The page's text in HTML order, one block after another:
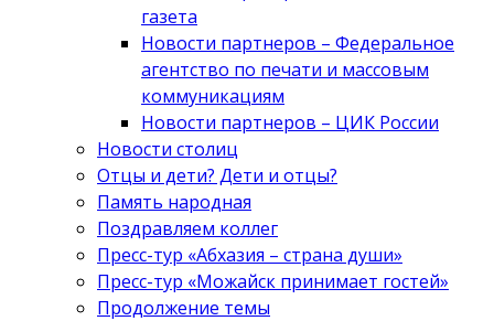
газета
Новости партнеров – Федеральное
агентство по печати и массовым
коммуникациям
Новости партнеров – ЦИК России
Новости столиц
Отцы и дети? Дети и отцы?
Память народная
Поздравляем коллег
Пресс-тур «Абхазия – страна души»
Пресс-тур «Можайск принимает гостей»
Продолжение темы